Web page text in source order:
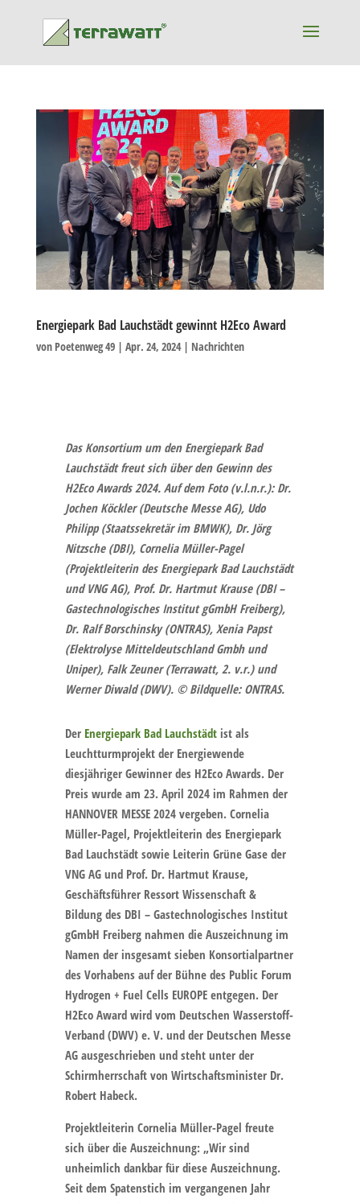
Energiepark Bad Lauchstädt gewinnt H2Eco Award
von Poetenweg 49| Apr. 24, 2024| Nachrichten
Das Konsortium um den Energiepark Bad
Lauchstädt freut sich über den Gewinn des
H2Eco Awards 2024. Auf dem Foto (v.l.n.r.): Dr.
Jochen Köckler (Deutsche Messe AG), Udo
Philipp (Staatssekretär im BMWK), Dr. Jörg
Nitzsche (DBI), Cornelia Müller-Pagel
(Projektleiterin des Energiepark Bad Lauchstädt
und VNG AG), Prof. Dr. Hartmut Krause (DBI –
Gastechnologisches Institut gGmbH Freiberg),
Dr. Ralf Borschinsky (ONTRAS), Xenia Papst
(Elektrolyse Mitteldeutschland Gmbh und
Uniper), Falk Zeuner (Terrawatt, 2. v.r.)und
Werner Diwald (DWV). © Bildquelle: ONTRAS.
Der Energiepark Bad Lauchstädtist als
Leuchtturmprojekt der Energiewende
diesjähriger Gewinner des H2Eco Awards. Der
Preis wurde am 23. April 2024 im Rahmen der
HANNOVER MESSE 2024 vergeben. Cornelia
Müller-Pagel, Projektleiterin des Energiepark
Bad Lauchstädt sowie Leiterin Grüne Gase der
VNG AG und Prof. Dr. Hartmut Krause,
Geschäftsführer Ressort Wissenschaft &
Bildung des DBI – Gastechnologisches Institut
gGmbH Freiberg nahmen die Auszeichnung im
Namen der insgesamt sieben Konsortialpartner
des Vorhabens auf der Bühne des Public Forum
Hydrogen + Fuel Cells EUROPE entgegen. Der
H2Eco Award wird vom Deutschen Wasserstoff-
Verband (DWV) e. V. und der Deutschen Messe
AG ausgeschrieben und steht unter der
Schirmherrschaft von Wirtschaftsminister Dr.
Robert Habeck.
Projektleiterin Cornelia Müller-Pagel freute
sich über die Auszeichnung: „Wir sind
unheimlich dankbar für diese Auszeichnung.
Seit dem Spatenstich im vergangenen Jahr